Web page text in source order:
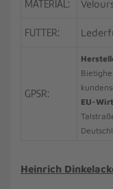
MATERIAL:
FUTTER:
GPSR:
EU-
Heinrich